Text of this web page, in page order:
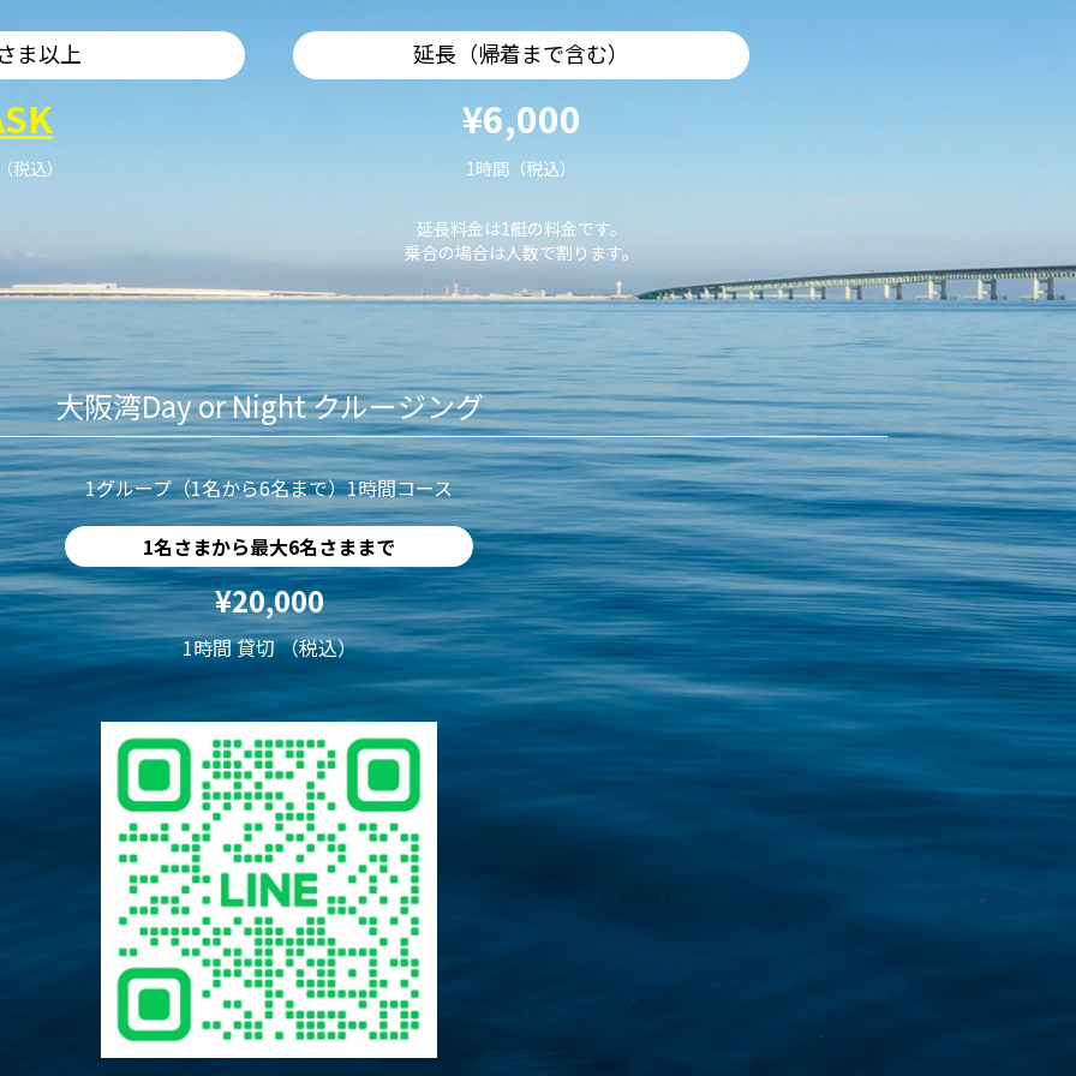
ま以上
税込）
延長（帰着まで含む）
¥6,000
1時間（税込）
延長料金は1艇の料金です。
乗合の場合は人数で割ります。
大阪湾Day or Night クルージング
1グループ（1名から6名まで）1時間コース
1名さまから最大6名さままで
¥20,000
1時間 貸切 （税込）